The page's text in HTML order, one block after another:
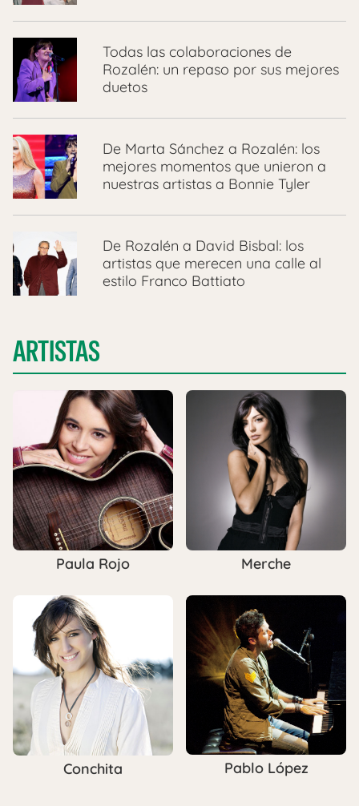
Todas las colaboraciones de
Rozalén: un repaso por sus mejores
duetos
De Marta Sánchez a Rozalén: los
mejores momentos que unieron a
nuestras artistas a Bonnie Tyler
De Rozalén a David Bisbal: los
artistas que merecen una calle al
estilo Franco Battiato
ARTISTAS
Paula Rojo Merche
Conchita Pablo López